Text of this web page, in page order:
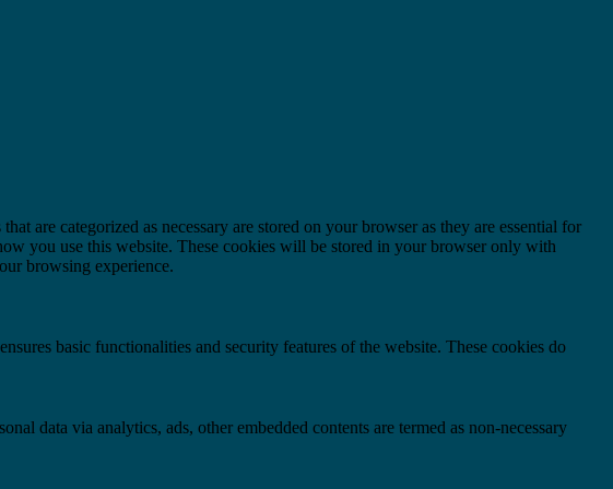
are categorized as necessary are stored on your browser as they are essential for
you use this website. These cookies will be stored in your browser only with
browsing experience.
basic functionalities and security features of the website. These cookies do
data via analytics, ads, other embedded contents are termed as non-necessary